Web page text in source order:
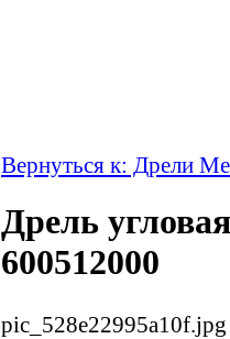
Вернуться к: Дрели
Дрель
600512000
pic_528e22995a10f.jpg